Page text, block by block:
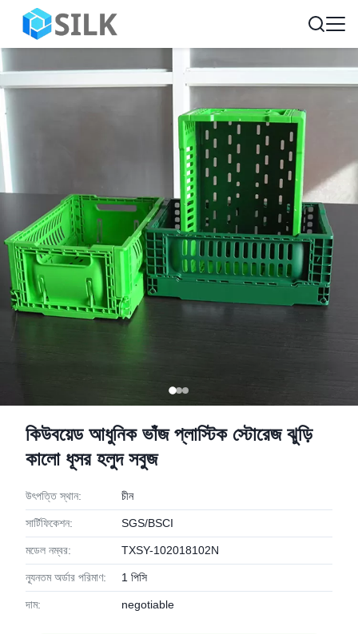
কিউবয়েড আধুনিক ভাঁজ প্লাস্টিক স্টোরেজ ঝুড়ি
কালো ধূসর হলুদ সবুজ
উৎপত্তি স্থান: চীন
সার্টিফিকেশন: SGS/BSCI
মডেল নম্বর: TXSY-102018102N
ন্যূনতম অর্ডার পরিমাণ: 1 পিসি
দাম: negotiable